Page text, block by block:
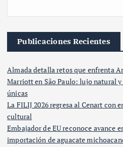
Publicaciones Recientes
Almada detalla retos que enfrenta
Marriott en São Paulo: lujo natural
únicas
La FILIJ 2026 regresa al Cenart con
cultural
Embajador de EU reconoce avance
importación de aguacate